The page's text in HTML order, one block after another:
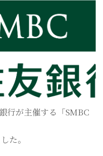
行が主催する「SMBC
た。